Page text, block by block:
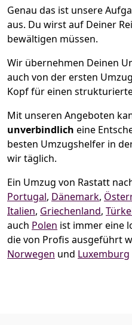
Genau das ist unsere
aus. Du wirst auf Deiner
bewältigen müssen.
Wir übernehmen Deinen
auch von der ersten
Kopf für einen
Mit unseren Angeboten
unverbindlich eine
besten Umzugshelfer in
wir täglich.
Ein Umzug von Rastatt
Portugal, Dänemark,
Italien, Griechenland,
auch Polen ist immer eine
die von Profis ausgeführt
Norwegen und Luxemburg